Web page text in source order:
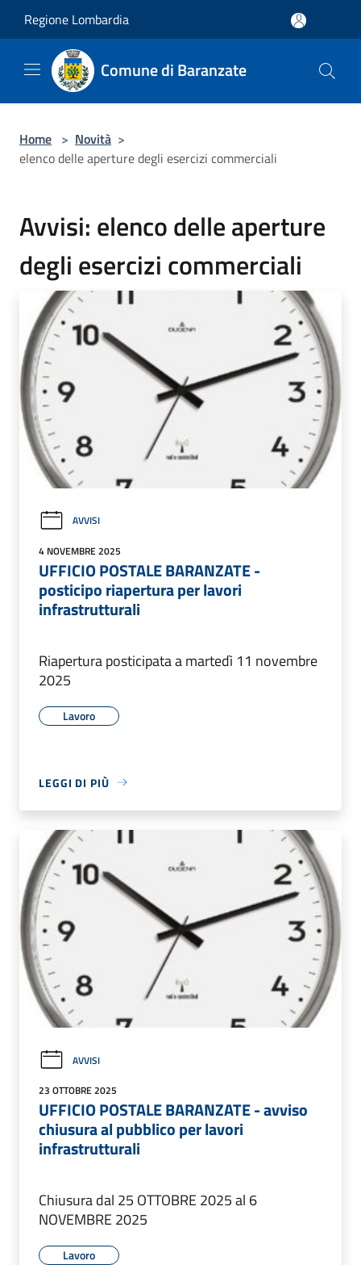
Regione Lombardia
Comune di Baranzate
Home > Novità >
elenco delle aperture degli esercizi commerciali
Avvisi: elenco delle aperture
degli esercizi commerciali
AVVISI
4 NOVEMBRE 2025
UFFICIO POSTALE BARANZATE -
posticipo riapertura per lavori
infrastrutturali
Riapertura posticipata a martedì 11 novembre
2025
Lavoro
LEGGI DI PIÙ
AVVISI
23 OTTOBRE 2025
UFFICIO POSTALE BARANZATE - avviso
chiusura al pubblico per lavori
infrastrutturali
Chiusura dal 25 OTTOBRE 2025 al 6
NOVEMBRE 2025
Lavoro